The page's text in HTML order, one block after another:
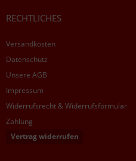
RECHTLICHES
Versandkosten
Datenschutz
Unsere AGB
Impressum
Widerrufsrecht & Widerrufsformular
Zahlung
Vertrag widerrufen